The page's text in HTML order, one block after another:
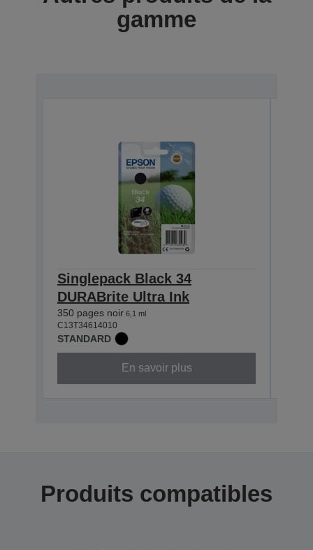
gamme
Singlepack Black 34
DURABrite Ultra Ink
350 pages noir 6,1 ml
C13T34614010
STANDARD
En savoir plus
Produits compatibles